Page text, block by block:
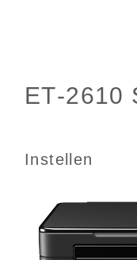
Instellen